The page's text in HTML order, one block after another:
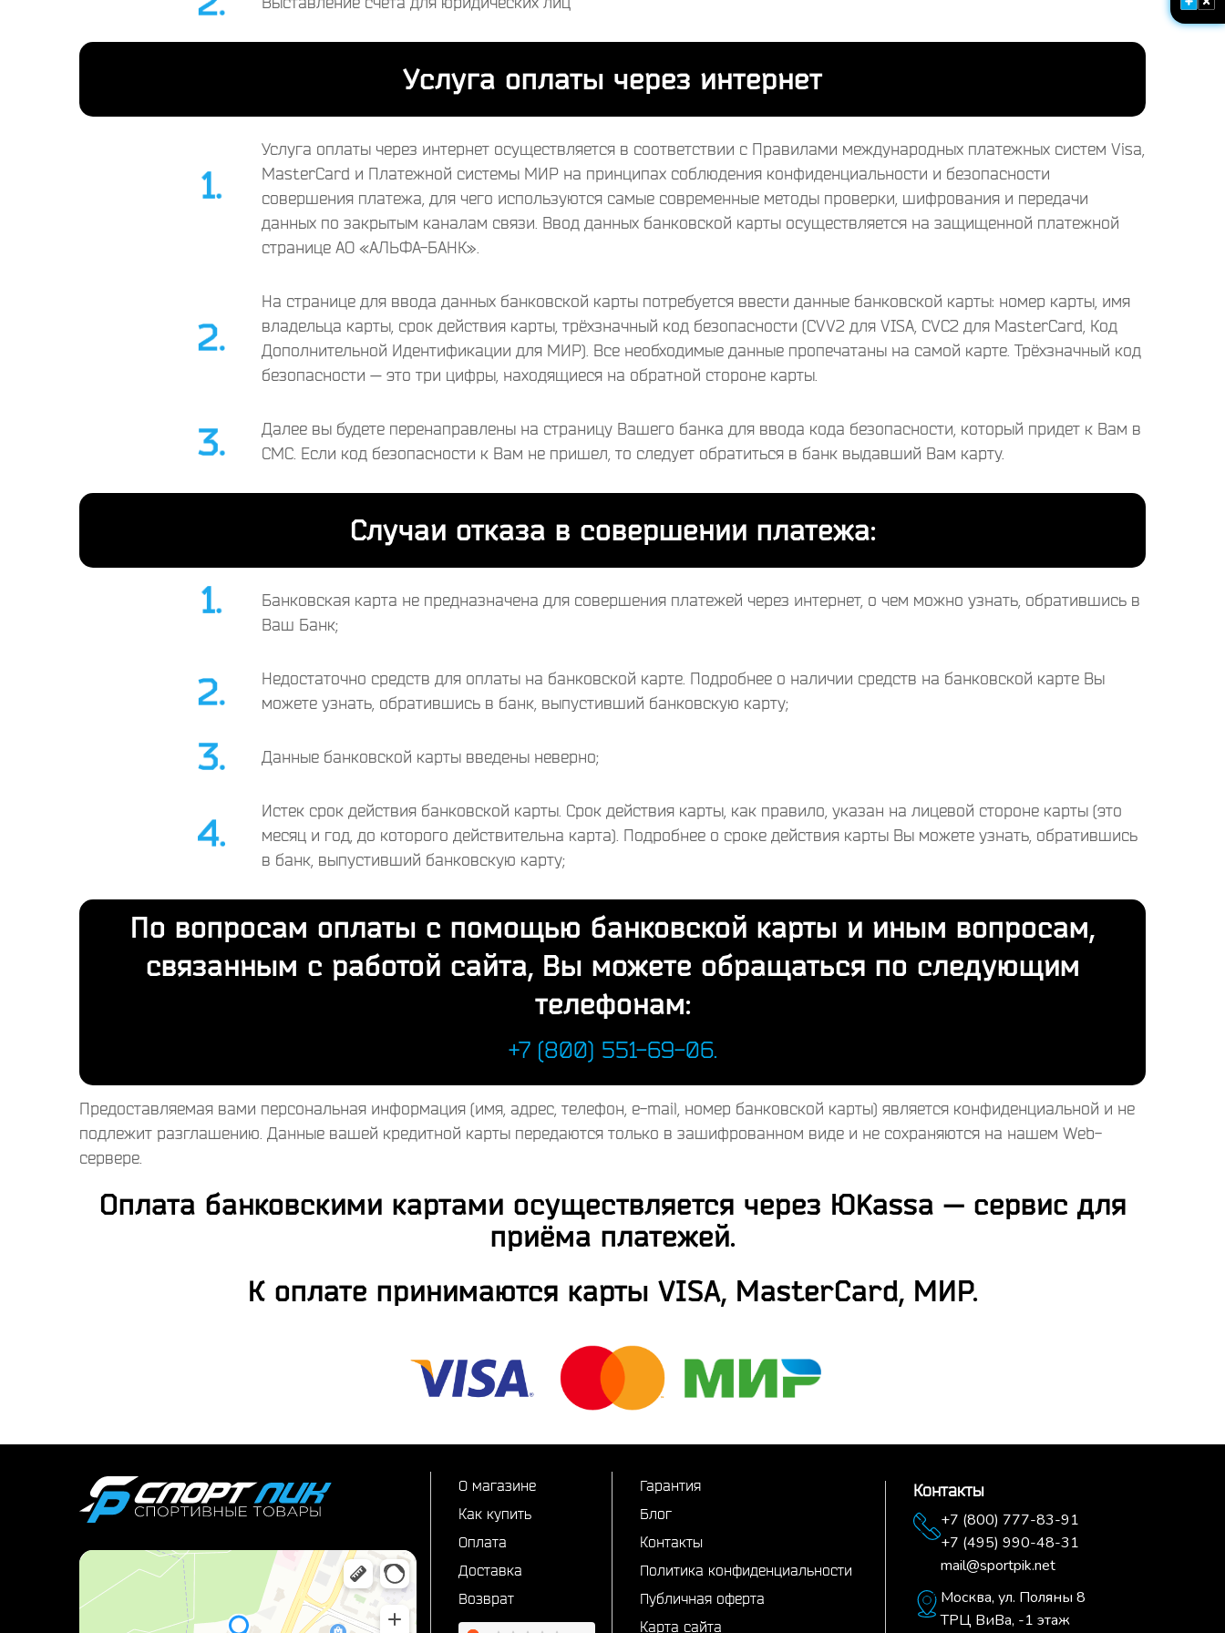
Услуга оплаты через интернет
Услуга оплаты через интернет осуществляется в соответствии с Правилами международных платежных систем Visa,
MasterCard и Платежной системы МИР на принципах соблюдения конфиденциальности и безопасности
совершения платежа, для чего используются самые современные методы проверки, шифрования и передачи
данных по закрытым каналам связи. Ввод данных банковской карты осуществляется на защищенной платежной
странице АО «АЛЬФА-БАНК».
На странице для ввода данных банковской карты потребуется ввести данные банковской карты: номер карты, имя
владельца карты, срок действия карты, трёхзначный код безопасности (CVV2 для VISA, CVC2 для MasterCard, Код
Дополнительной Идентификации для МИР). Все необходимые данные пропечатаны на самой карте. Трёхзначный код
безопасности — это три цифры, находящиеся на обратной стороне карты.
Далее вы будете перенаправлены на страницу Вашего банка для ввода кода безопасности, который придет к Вам в
СМС. Если код безопасности к Вам не пришел, то следует обратиться в банк выдавший Вам карту.
Случаи отказа в совершении платежа:
Банковская карта не предназначена для совершения платежей через интернет, о чем можно узнать, обратившись в
Ваш Банк;
Недостаточно средств для оплаты на банковской карте. Подробнее о наличии средств на банковской карте Вы
можете узнать, обратившись в банк, выпустивший банковскую карту;
Данные банковской карты введены неверно;
Истек срок действия банковской карты. Срок действия карты, как правило, указан на лицевой стороне карты (это
месяц и год, до которого действительна карта). Подробнее о сроке действия карты Вы можете узнать, обратившись
в банк, выпустивший банковскую карту;
По вопросам оплаты с помощью банковской карты и иным вопросам,
связанным с работой сайта, Вы можете обращаться по следующим
телефонам:
+7 (800) 551-69-06.
Предоставляемая вами персональная информация (имя, адрес, телефон, e-mail, номер банковской карты) является конфиденциальной и не
подлежит разглашению. Данные вашей кредитной карты передаются только в зашифрованном виде и не сохраняются на нашем Web-
сервере.
Оплата банковскими картами осуществляется через ЮKassa — сервис для
приёма платежей.
К оплате принимаются карты VISA, MasterCard, МИР.
О магазине
Как купить
Оплата
Доставка
Возврат
Гарантия
Блог
Контакты
Политика конфиденциальности
Публичная оферта
Карта сайта
Контакты
+7 (800) 777-83-91
+7 (495) 990-48-31
mail@sportpik.net
Москва, ул. Поляны 8
ТРЦ ВиВа, -1 этаж